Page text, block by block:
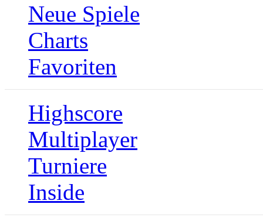
Neue Spiele
Charts
Favoriten
Highscore
Multiplayer
Turniere
Inside